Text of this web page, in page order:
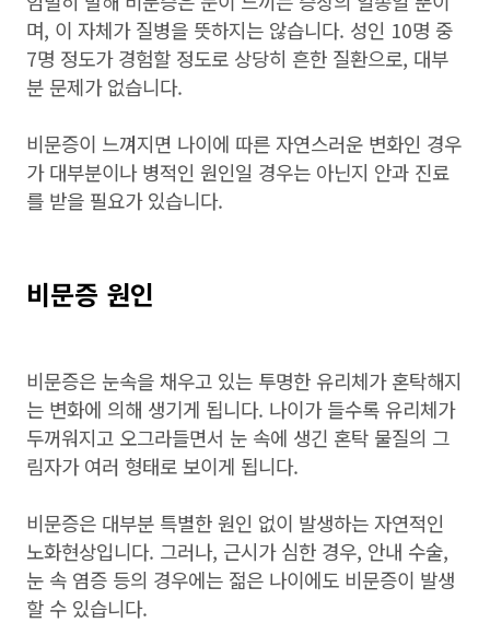
며, 이 자체가 질병을 뜻하지는 않습니다. 성인 10명 중
7명 정도가 경험할 정도로 상당히 흔한 질환으로, 대부
분 문제가 없습니다.
비문증이 느껴지면 나이에 따른 자연스러운 변화인 경우
가 대부분이나 병적인 원인일 경우는 아닌지 안과 진료
를 받을 필요가 있습니다.
비문증 원인
비문증은 눈속을 채우고 있는 투명한 유리체가 혼탁해지
는 변화에 의해 생기게 됩니다. 나이가 들수록 유리체가
두꺼워지고 오그라들면서 눈 속에 생긴 혼탁 물질의 그
림자가 여러 형태로 보이게 됩니다.
비문증은 대부분 특별한 원인 없이 발생하는 자연적인
노화현상입니다. 그러나, 근시가 심한 경우, 안내 수술,
눈 속 염증 등의 경우에는 젊은 나이에도 비문증이 발생
할 수 있습니다.